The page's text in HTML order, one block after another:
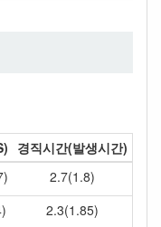
경직시간(발생시간)
2.7(1.8)
2.3(1.85)